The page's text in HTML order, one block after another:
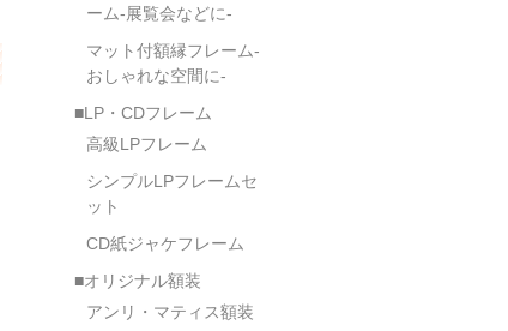
ーム-展覧会などに-
マット付額縁フレーム-
おしゃれな空間に-
■LP・CDフレーム
高級LPフレーム
シンプルLPフレームセ
ット
CD紙ジャケフレーム
■オリジナル額装
アンリ・マティス額装